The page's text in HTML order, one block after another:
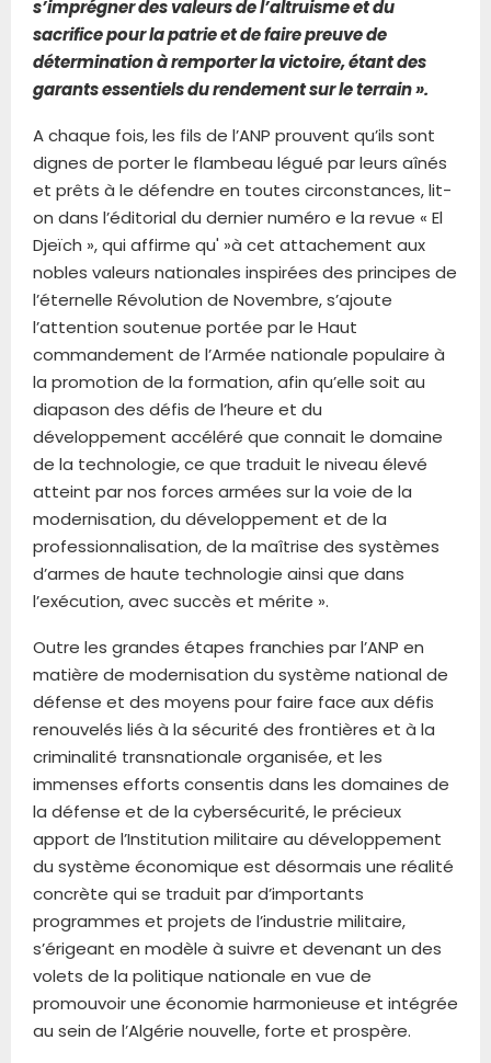
s’imprégner des valeurs de l’altruisme et du
sacrifice pour la patrie et de faire preuve de
détermination à remporter la victoire, étant des
garants essentiels du rendement sur le terrain ».
A chaque fois, les fils de l’ANP prouvent qu’ils sont
dignes de porter le flambeau légué par leurs aînés
et prêts à le défendre en toutes circonstances, lit-
on dans l’éditorial du dernier numéro e la revue « El
Djeïch », qui affirme qu' »à cet attachement aux
nobles valeurs nationales inspirées des principes de
l’éternelle Révolution de Novembre, s’ajoute
l’attention soutenue portée par le Haut
commandement de l’Armée nationale populaire à
la promotion de la formation, afin qu’elle soit au
diapason des défis de l’heure et du
développement accéléré que connait le domaine
de la technologie, ce que traduit le niveau élevé
atteint par nos forces armées sur la voie de la
modernisation, du développement et de la
professionnalisation, de la maîtrise des systèmes
d’armes de haute technologie ainsi que dans
l’exécution, avec succès et mérite ».
Outre les grandes étapes franchies par l’ANP en
matière de modernisation du système national de
défense et des moyens pour faire face aux défis
renouvelés liés à la sécurité des frontières et à la
criminalité transnationale organisée, et les
immenses efforts consentis dans les domaines de
la défense et de la cybersécurité, le précieux
apport de l’Institution militaire au développement
du système économique est désormais une réalité
concrète qui se traduit par d’importants
programmes et projets de l’industrie militaire,
s’érigeant en modèle à suivre et devenant un des
volets de la politique nationale en vue de
promouvoir une économie harmonieuse et intégrée
au sein de l’Algérie nouvelle, forte et prospère.